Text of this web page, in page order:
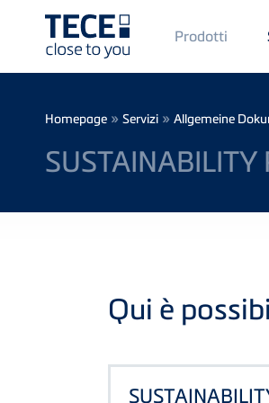
Main
Menü
1
Prodotti
Breadcrumb
Homepage » Servizi » Allgemeine
SUSTAINABILITY
Qui è